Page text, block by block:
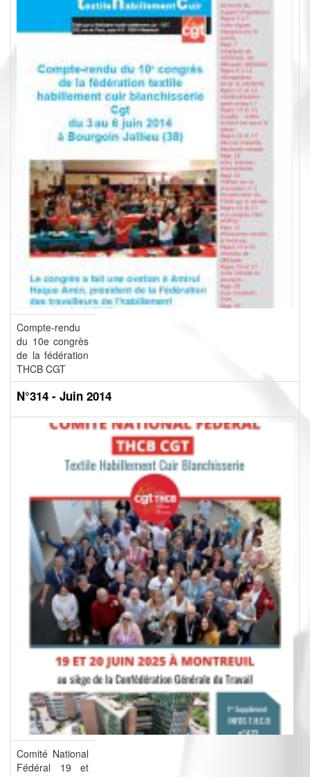
Compte-rendu
du 10e congrès
de la fédération
THCB CGT
N°314 - Juin 2014
Comité National
Fédéral 19 et